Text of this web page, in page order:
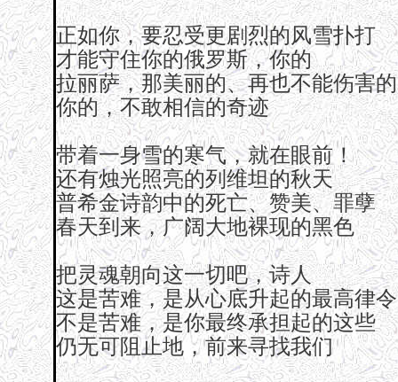
正如你，要忍受更剧烈的风雪扑打
才能守住你的俄罗斯，你的
拉丽萨，那美丽的、再也不能伤害的
你的，不敢相信的奇迹
带着一身雪的寒气，就在眼前！
还有烛光照亮的列维坦的秋天
普希金诗韵中的死亡、赞美、罪孽
春天到来，广阔大地裸现的黑色
把灵魂朝向这一切吧，诗人
这是苦难，是从心底升起的最高律令
不是苦难，是你最终承担起的这些
仍无可阻止地，前来寻找我们